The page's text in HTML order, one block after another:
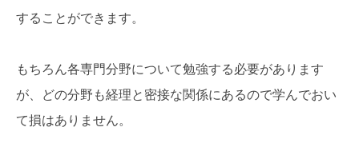
することができます。
もちろん各専門分野について勉強する必要があります
が、どの分野も経理と密接な関係にあるので学んでおい
て損はありません。